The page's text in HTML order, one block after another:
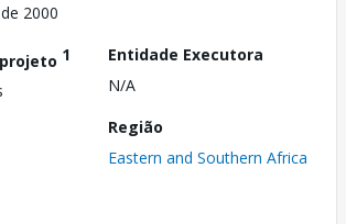
2000
1
Entidade Executora
N/A
Região
Eastern and Southern Africa